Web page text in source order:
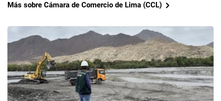
Más sobre Cámara de Comercio de Lima (CCL)